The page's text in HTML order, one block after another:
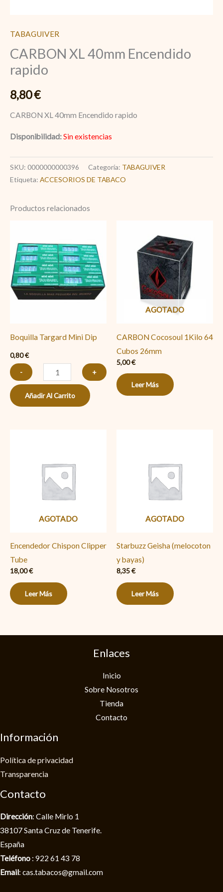
TABAGUIVER
CARBON XL 40mm Encendido
rapido
8,80€
CARBON XL 40mm Encendido rapido
Disponibilidad:Sin existencias
SKU: 0000000000396 Categoría: TABAGUIVER
Etiqueta: ACCESORIOS DE TABACO
Productos relacionados
Boquilla Targard Mini Dip
0,80€
-
Mini
Dip
cantidad
+
Añadir Al Carrito
AGOTADO
CARBON Cocosoul 1Kilo 64
Cubos 26mm
5,00€
Leer Más
AGOTADO
Encendedor Chispon Clipper
Tube
18,00€
Leer Más
AGOTADO
Starbuzz Geisha (melocoton
y bayas)
8,35€
Leer Más
Enlaces
Inicio
Sobre Nosotros
Tienda
Contacto
Información
Política de privacidad​
Transparencia
Contacto
Dirección: Calle Mirlo 1
38107 Santa Cruz de Tenerife.
España
Teléfono : 922 61 43 78
Email: cas.tabacos@gmail.com